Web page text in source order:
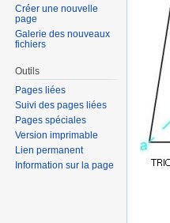
Créer une nouvelle
page
Galerie des nouveaux
fichiers
Outils
Pages liées
Suivi des pages liées
Pages spéciales
Version imprimable
Lien permanent
Information sur la page